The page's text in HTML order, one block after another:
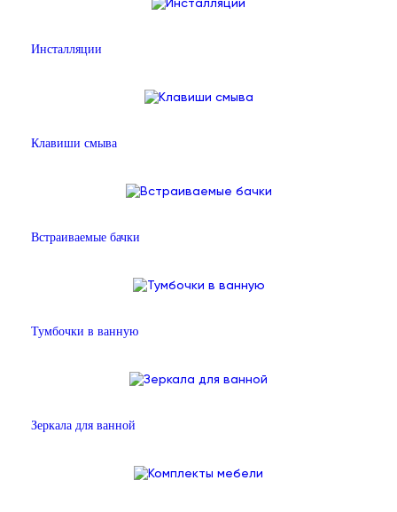
Инсталляции
Клавиши смыва
Встраиваемые бачки
Тумбочки в ванную
Зеркала для ванной